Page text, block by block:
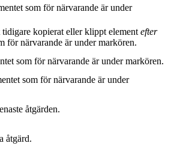
som för närvarande är under
tidigare kopierat eller klippt element efter
för närvarande är under markören.
som för närvarande är under markören.
som för närvarande är under
åtgärden.
åtgärd.